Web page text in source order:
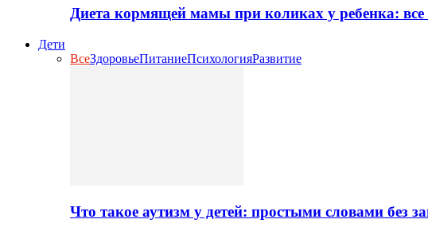
Диета кормящей мамы при коликах у ребенка:
Дети
ВсеЗдоровьеПитаниеПсихологияРазвитие
Что такое аутизм у детей: простыми словами без